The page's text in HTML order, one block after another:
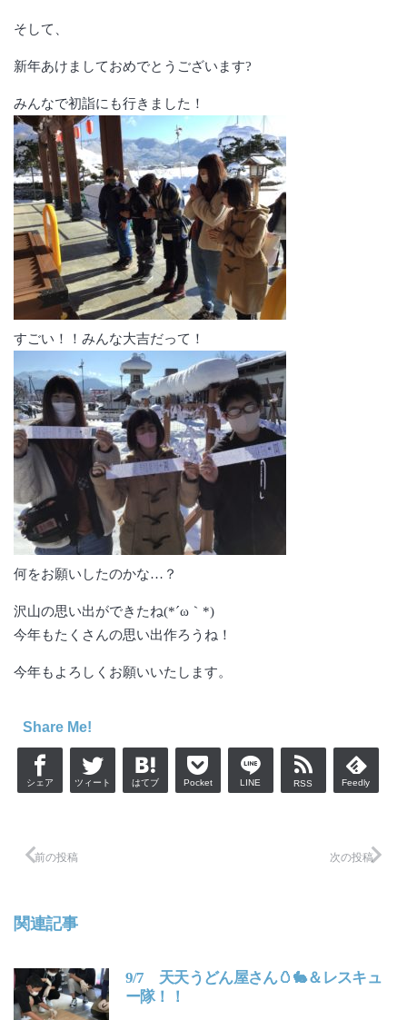
そして、
新年あけましておめでとうございます?
みんなで初詣にも行きました！
すごい！！みんな大吉だって！
何をお願いしたのかな…？
沢山の思い出ができたね(*´ω｀*)
今年もたくさんの思い出作ろうね！
今年もよろしくお願いいたします。
Share Me!
シェア ツィート はてブ Pocket LINE RSS Feedly
前の投稿 次の投稿
関連記事
9/7 天天うどん屋さん🥚🐇＆レスキュ
ー隊！！